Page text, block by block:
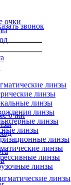
звонок
очки
линзы
очки
линзы
линзы
линзы
линзы
линзы
линзы
линзы
линзы
линзы
линзы